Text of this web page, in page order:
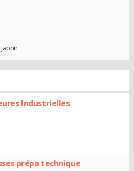
Industrielles
prépa technique